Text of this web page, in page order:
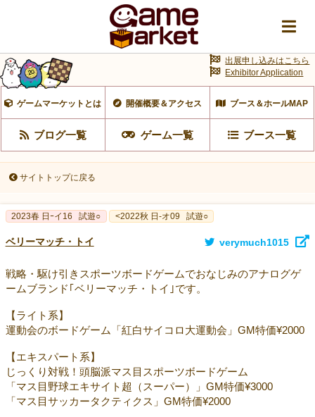
ゲームマーケットとは 開催概要＆アクセス ブース＆ホールMAP
ブログ一覧 ゲーム一覧 ブース一覧
出展申し込みはこちら
Exhibitor Application
サイトトップに戻る
2023春 日ｰイ16 試遊○ <2022秋 日-オ09 試遊○
ベリーマッチ・トイ verymuch1015
戦略・駆け引きスポーツボードゲームでおなじみのアナログゲ
ームブランド｢ベリーマッチ・トイ｣です。
【ライト系】
運動会のボードゲーム「紅白サイコロ大運動会」GM特価¥2000
【エキスパート系】
じっくり対戦！頭脳派マス目スポーツボードゲーム
「マス目野球エキサイト超（スーパー）」GM特価¥3000
「マス目サッカータクティクス」GM特価¥2000